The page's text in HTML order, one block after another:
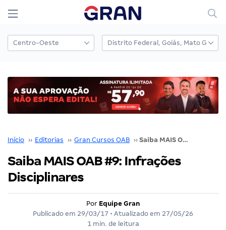
Início ›› Editorias ›› Gran Cursos OAB ›› Saiba MAIS OAB #9: Infrações Disciplinares
Saiba MAIS OAB #9: Infrações
Disciplinares
Por Equipe Gran
Publicado em 29/03/17 • Atualizado em 27/05/26
1 min. de leitura